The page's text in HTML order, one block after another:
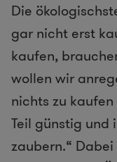
Die
gar nicht erst
kaufen,
wollen wir
nichts zu
Teil günstig und
zaubern.“